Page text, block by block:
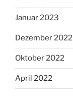
Januar 2023
Dezember 2022
Oktober 2022
April 2022